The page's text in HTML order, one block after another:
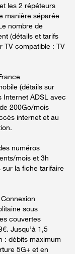
les 2 répéteurs
manière séparée
nombre de
(détails et tarifs
TV compatible : TV
(détails sur
Internet ADSL avec
200Go/mois
internet et au
numéros
mois et 3h
sur la fiche tarifaire
Connexion
sous
couvertes
Jusqu’à 1,5
: débits maximum
5G+ et en